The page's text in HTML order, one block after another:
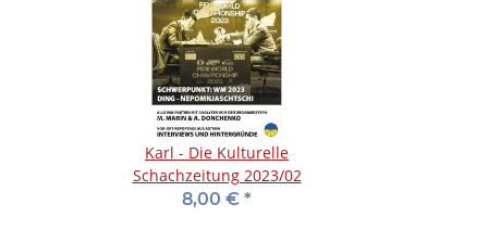
Karl - Die Kulturelle
Schachzeitung 2023/02
8,00 € *